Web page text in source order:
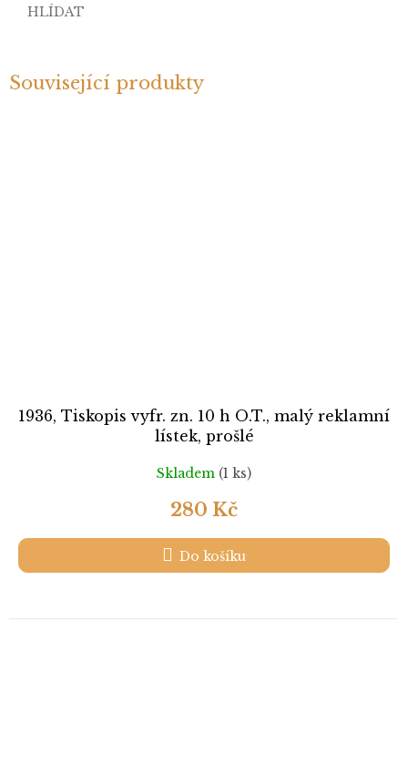
HLÍDAT
Související produkty
1936, Tiskopis vyfr. zn. 10 h O.T., malý reklamní
lístek, prošlé
Skladem (1 ks)
280 Kč
Do košíku